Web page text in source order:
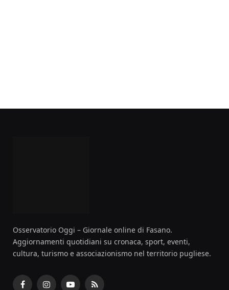
Osservatorio Oggi – Giornale online di Fasano.
Aggiornamenti quotidiani su cronaca, sport, eventi,
cultura, turismo e associazionismo nel territorio pugliese.